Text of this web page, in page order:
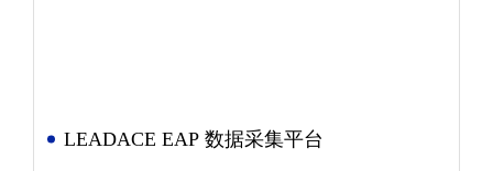
LEADACE EAP 数据采集平台